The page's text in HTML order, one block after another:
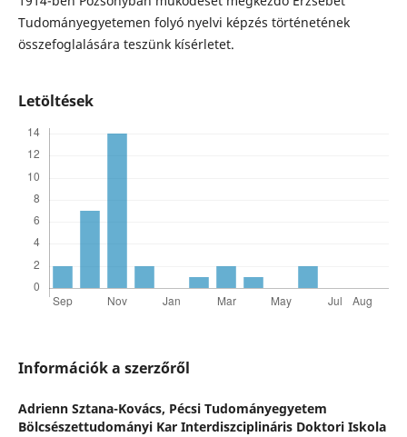
Tudományegyetemen folyó nyelvi képzés történetének
összefoglalására teszünk kísérletet.
Letöltések
Információk a szerzőről
Adrienn Sztana-Kovács, Pécsi Tudományegyetem
Bölcsészettudományi Kar Interdiszciplináris Doktori Iskola